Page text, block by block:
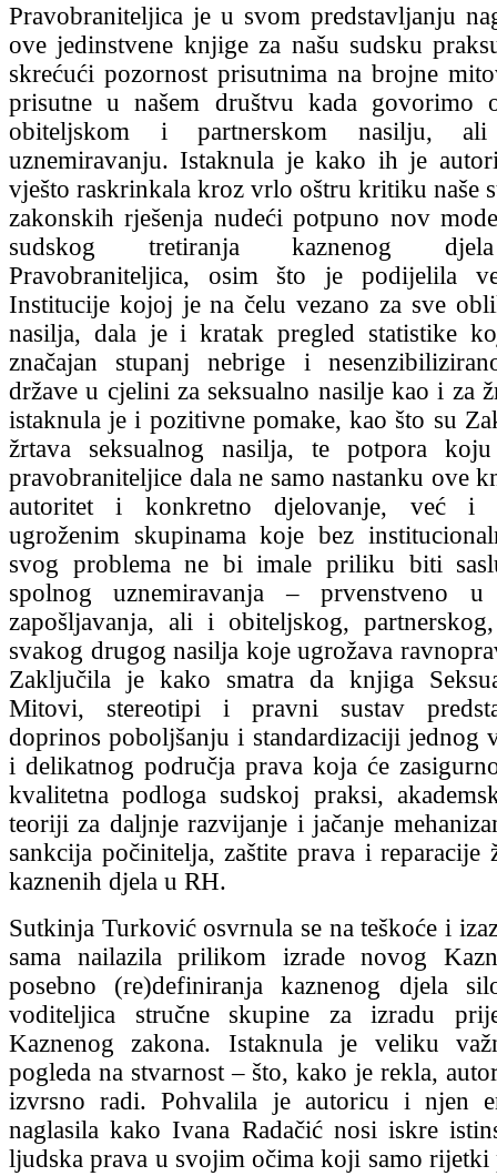
Pravobraniteljica je u svom predstavljanju
ove jedinstvene knjige za našu sudsku
skrećući pozornost prisutnima na brojne
prisutne u našem društvu kada govorimo
obiteljskom i partnerskom nasilju,
uznemiravanju. Istaknula je kako ih je
vješto raskrinkala kroz vrlo oštru kritiku naše
zakonskih rješenja nudeći potpuno nov
sudskog tretiranja kaznenog
Pravobraniteljica, osim što je podijelila
Institucije kojoj je na čelu vezano za sve
nasilja, dala je i kratak pregled statistike
značajan stupanj nebrige i
države u cjelini za seksualno nasilje kao i za
istaknula je i pozitivne pomake, kao što su
žrtava seksualnog nasilja, te potpora
pravobraniteljice dala ne samo nastanku ove
autoritet i konkretno djelovanje, već i
ugroženim skupinama koje bez
svog problema ne bi imale priliku biti
spolnog uznemiravanja – prvenstveno
zapošljavanja, ali i obiteljskog,
svakog drugog nasilja koje ugrožava
Zaključila je kako smatra da knjiga
Mitovi, stereotipi i pravni sustav
doprinos poboljšanju i standardizaciji jednog
i delikatnog područja prava koja će
kvalitetna podloga sudskoj praksi,
teoriji za daljnje razvijanje i jačanje
sankcija počinitelja, zaštite prava i reparacije
kaznenih djela u RH.
Sutkinja Turković osvrnula se na teškoće i
sama nailazila prilikom izrade novog
posebno (re)definiranja kaznenog djela
voditeljica stručne skupine za izradu
Kaznenog zakona. Istaknula je veliku
pogleda na stvarnost – što, kako je rekla,
izvrsno radi. Pohvalila je autoricu i njen
naglasila kako Ivana Radačić nosi iskre
ljudska prava u svojim očima koji samo